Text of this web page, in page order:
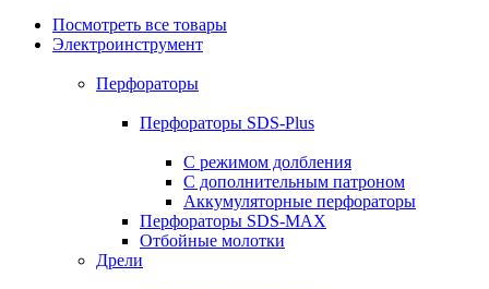
Посмотреть все товары
Электроинструмент
Перфораторы
Перфораторы SDS-Plus
С режимом долбления
С дополнительным патроном
Аккумуляторные перфораторы
Перфораторы SDS-MAX
Отбойные молотки
Дрели